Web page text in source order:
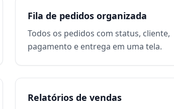
Fila de pedidos organizada
Todos os pedidos com status, cliente,
pagamento e entrega em uma tela.
Relatórios de vendas